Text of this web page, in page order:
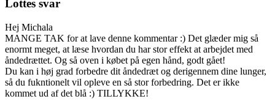
Lottes svar
Hej Michala
MANGE TAK for at lave denne kommentar :) Det glæder mig så
enormt meget, at læse hvordan du har stor effekt at arbejdet med
åndedrættet. Og så oven i købet på egen hånd, godt gået!
Du kan i høj grad forbedre dit åndedræt og derigennem dine lunger,
så du fukntionelt vil opleve en så stor forbedring. Det er ikke
kommet ud af det blå :) TILLYKKE!